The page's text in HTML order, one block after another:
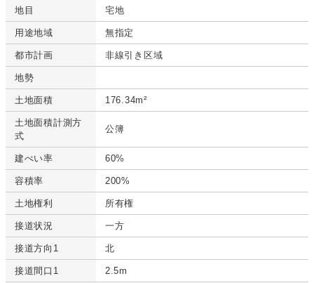
地目 宅地
用途地域 無指定
都市計画 非線引き区域
地勢
土地面積 176.34m²
土地面積計測方
式
公簿
建ぺい率 60%
容積率 200%
土地権利 所有権
接道状況 一方
接道方向1 北
接道間口1 2.5m